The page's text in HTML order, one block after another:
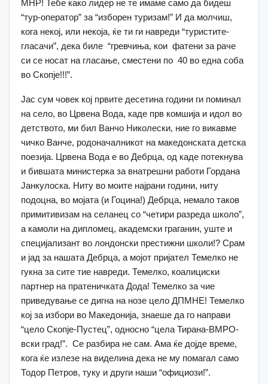
МНР! Тебе како лидер не те имаме само да бидеш
“тур-оператор” за “изборен туризам!” И да молчиш,
кога некој, или некоја, ќе ти ги навреди “туристите-
гласачи”, дека биле “гревчиња, кои фатени за раче
си се носат на гласање, сместени по 40 во една соба
во Скопје!!!”.
Јас сум човек кој првите десетина години ги поминал
на село, во Црвена Вода, каде прв комшија и идол во
детството, ми бил Ванчо Николески, ние го викавме
чичко Ванче, родоначалникот на македонската детска
поезија. Црвена Вода е во Дебрца, од каде потекнува
и бившата министерка за внатрешни работи Гордана
Јанкулоска. Ниту во моите најрани години, ниту
подоцна, во мојата (и Гоцина!) Дебрца, немало таков
примитивизам на селанец со “четири разреда школо”,
а камоли на дипломец, академски граганин, уште и
специјализант во лондонски престижни школи!? Срам
и јад за нашата Дебрца, а мојот пријател Темелко не
гукна за сите тие навреди. Темелко, коалициски
партнер на пратеничката Дода! Темелко за чие
приведување се дигна на нозе цело ДПМНЕ! Темелко
кој за избори во Македонија, знаеше да го направи
“цело Скопје-Пустец”, односно “цела Тирана-ВМРО-
вски град!”. Се разбира не сам. Ама ќе дојде време,
кога ќе излезе на виделина дека не му помагал само
Тодор Петров, туку и други наши “официози!”.